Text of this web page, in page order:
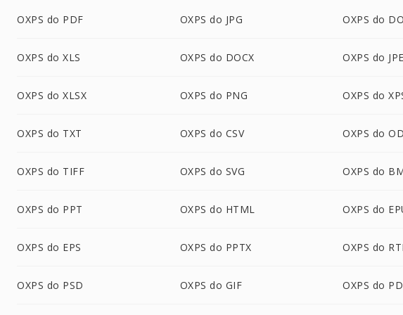
OXPS do PDF OXPS do JPG OXPS do
OXPS do XLS OXPS do DOCX OXPS do
OXPS do XLSX OXPS do PNG OXPS do
OXPS do TXT OXPS do CSV OXPS do
OXPS do TIFF OXPS do SVG OXPS do
OXPS do PPT OXPS do HTML OXPS do
OXPS do EPS OXPS do PPTX OXPS do
OXPS do PSD OXPS do GIF OXPS do